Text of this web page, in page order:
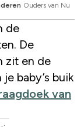
Ouders van Nu
de
De
zit en de
baby’s buik
van